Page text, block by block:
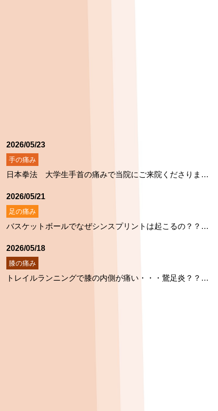
2026/05/23
手の痛み
日本拳法 大学生手首の痛みで当院にご来院くださりました！ ～手関節捻挫に対する治療～
2026/05/21
足の痛み
バスケットボールでなぜシンスプリントは起こるの？？ ～シンスプリントに対する当院の治療と鍼治療～
2026/05/18
膝の痛み
トレイルランニングで膝の内側が痛い・・・鵞足炎？？ ～膝の内側の痛みに対する当院の治療とは～